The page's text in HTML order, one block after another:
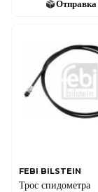
Отправка
FEBI BILSTEIN
Трос спидометра